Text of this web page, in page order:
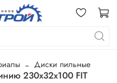
Диски пильные
230х32х100 FIT